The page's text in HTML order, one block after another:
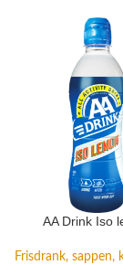
AA Drink Iso
Frisdrank, sappen,